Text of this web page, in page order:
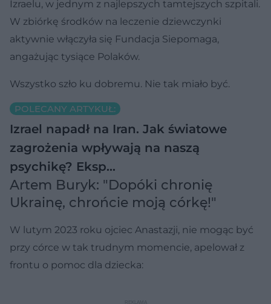
Izraelu, w jednym z najlepszych tamtejszych szpitali.
W zbiórkę środków na leczenie dziewczynki
aktywnie włączyła się Fundacja Siepomaga,
angażując tysiące Polaków.
Wszystko szło ku dobremu. Nie tak miało być.
POLECANY ARTYKUŁ:
Izrael napadł na Iran. Jak światowe
zagrożenia wpływają na naszą
psychikę? Eksp…
Artem Buryk: "Dopóki chronię
Ukrainę, chrońcie moją córkę!"
W lutym 2023 roku ojciec Anastazji, nie mogąc być
przy córce w tak trudnym momencie, apelował z
frontu o pomoc dla dziecka: